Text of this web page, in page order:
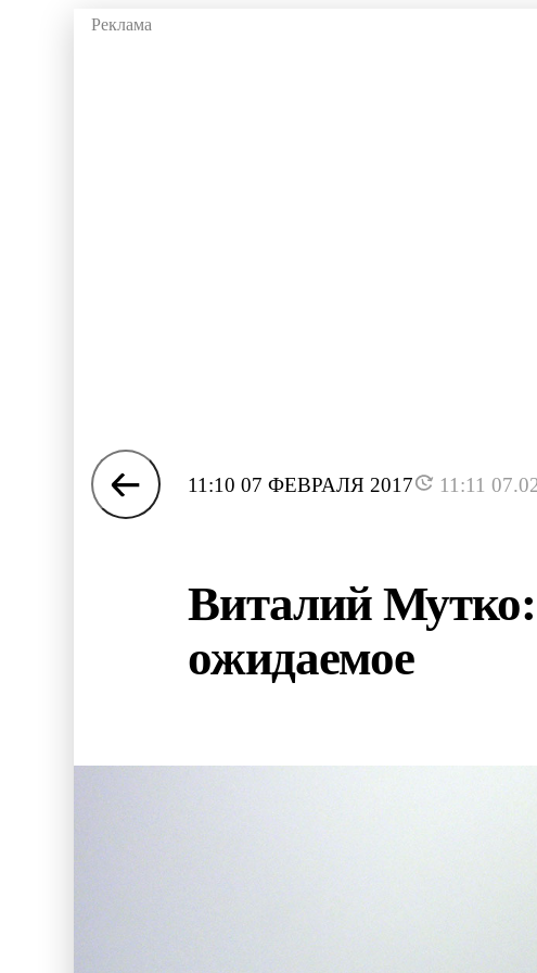
11:10 07 ФЕВРАЛЯ 2017 11:11
Виталий Мутко:
ожидаемое